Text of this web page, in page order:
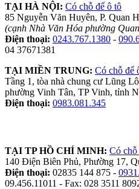
TẠI HÀ NỘI: Có chỗ để ô tô
85 Nguyễn Văn Huyên, P. Quan
(cạnh Nhà Văn Hóa phường
Điện thoại: 0243.767.1380 -
04 37671381
TẠI MIỀN TRUNG: Có chỗ để
Tầng 1, tòa nhà chung cư Lũng
phường Vinh Tân, TP Vinh, tỉnh
Điện thoại: 0983.081.345
TẠI TP HỒ CHÍ MINH: Có chỗ
140 Điện Biên Phủ, Phường 17,
Điện thoại: 02835 144 875 -
09.456.11011 - Fax: 028 3511